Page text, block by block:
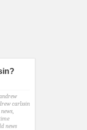
carlssin
,
news